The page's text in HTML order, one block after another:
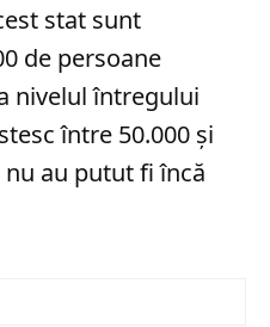
stat sunt
de persoane
nivelul întregului
între 50.000 și
au putut fi încă